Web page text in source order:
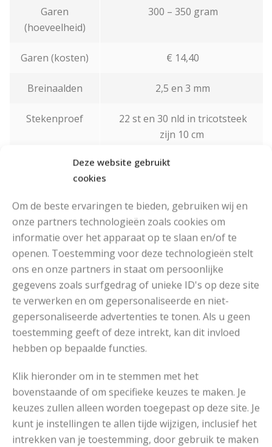
Deze website gebruikt
cookies
Om de beste ervaringen te bieden, gebruiken wij en
onze partners technologieën zoals cookies om
informatie over het apparaat op te slaan en/of te
openen. Toestemming voor deze technologieën stelt
ons en onze partners in staat om persoonlijke
gegevens zoals surfgedrag of unieke ID's op deze site
te verwerken en om gepersonaliseerde en niet-
gepersonaliseerde advertenties te tonen. Als u geen
toestemming geeft of deze intrekt, kan dit invloed
hebben op bepaalde functies.
Klik hieronder om in te stemmen met het
bovenstaande of om specifieke keuzes te maken. Je
keuzes zullen alleen worden toegepast op deze site. Je
kunt je instellingen te allen tijde wijzigen, inclusief het
intrekken van je toestemming, door gebruik te maken
Garen
(hoeveelheid)
300 – 350 gram
Garen (kosten) € 14,40
Breinaalden 2,5 en 3 mm
Stekenproef
22 st en 30 nld in tricotsteek
zijn 10 cm
ribbelsteek; tricotsteek
Het Patroon